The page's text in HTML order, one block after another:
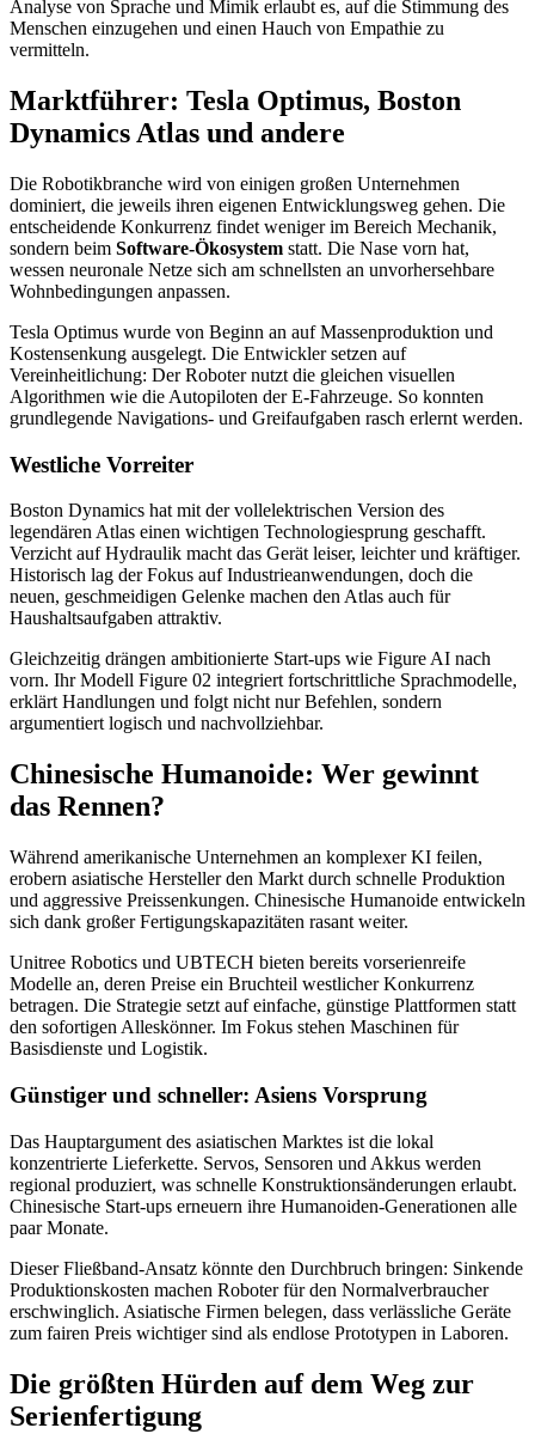
Analyse von Sprache und Mimik erlaubt es, auf die Stimmung des
Menschen einzugehen und einen Hauch von Empathie zu
vermitteln.
Marktführer: Tesla Optimus, Boston
Dynamics Atlas und andere
Die Robotikbranche wird von einigen großen Unternehmen
dominiert, die jeweils ihren eigenen Entwicklungsweg gehen. Die
entscheidende Konkurrenz findet weniger im Bereich Mechanik,
sondern beim Software-Ökosystem statt. Die Nase vorn hat,
wessen neuronale Netze sich am schnellsten an unvorhersehbare
Wohnbedingungen anpassen.
Tesla Optimus wurde von Beginn an auf Massenproduktion und
Kostensenkung ausgelegt. Die Entwickler setzen auf
Vereinheitlichung: Der Roboter nutzt die gleichen visuellen
Algorithmen wie die Autopiloten der E-Fahrzeuge. So konnten
grundlegende Navigations- und Greifaufgaben rasch erlernt werden.
Westliche Vorreiter
Boston Dynamics hat mit der vollelektrischen Version des
legendären Atlas einen wichtigen Technologiesprung geschafft.
Verzicht auf Hydraulik macht das Gerät leiser, leichter und kräftiger.
Historisch lag der Fokus auf Industrieanwendungen, doch die
neuen, geschmeidigen Gelenke machen den Atlas auch für
Haushaltsaufgaben attraktiv.
Gleichzeitig drängen ambitionierte Start-ups wie Figure AI nach
vorn. Ihr Modell Figure 02 integriert fortschrittliche Sprachmodelle,
erklärt Handlungen und folgt nicht nur Befehlen, sondern
argumentiert logisch und nachvollziehbar.
Chinesische Humanoide: Wer gewinnt
das Rennen?
Während amerikanische Unternehmen an komplexer KI feilen,
erobern asiatische Hersteller den Markt durch schnelle Produktion
und aggressive Preissenkungen. Chinesische Humanoide entwickeln
sich dank großer Fertigungskapazitäten rasant weiter.
Unitree Robotics und UBTECH bieten bereits vorserienreife
Modelle an, deren Preise ein Bruchteil westlicher Konkurrenz
betragen. Die Strategie setzt auf einfache, günstige Plattformen statt
den sofortigen Alleskönner. Im Fokus stehen Maschinen für
Basisdienste und Logistik.
Günstiger und schneller: Asiens Vorsprung
Das Hauptargument des asiatischen Marktes ist die lokal
konzentrierte Lieferkette. Servos, Sensoren und Akkus werden
regional produziert, was schnelle Konstruktionsänderungen erlaubt.
Chinesische Start-ups erneuern ihre Humanoiden-Generationen alle
paar Monate.
Dieser Fließband-Ansatz könnte den Durchbruch bringen: Sinkende
Produktionskosten machen Roboter für den Normalverbraucher
erschwinglich. Asiatische Firmen belegen, dass verlässliche Geräte
zum fairen Preis wichtiger sind als endlose Prototypen in Laboren.
Die größten Hürden auf dem Weg zur
Serienfertigung